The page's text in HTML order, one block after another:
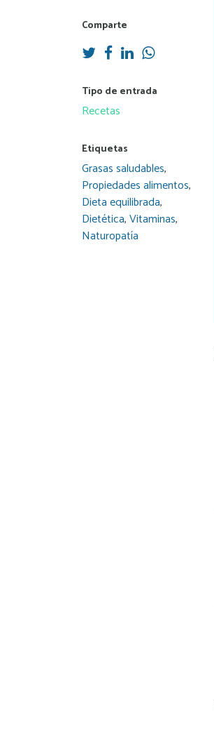
Comparte
Tipo de entrada
Recetas
Etiquetas
Grasas saludables,
Propiedades alimentos,
Dieta equilibrada,
Dietética,Vitaminas,
Naturopatía